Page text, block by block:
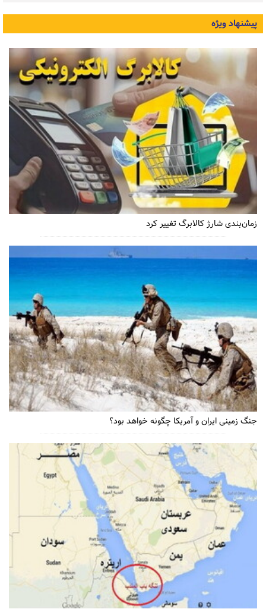
پیشنهاد ویژه
زمان‌بندی شارژ کالابرگ تغییر کرد
جنگ زمینی ایران و آمریکا چگونه خواهد بود؟